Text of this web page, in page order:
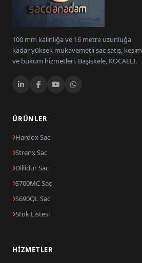
100 mm kalınlığa ve 16 metre uzunluğa
kadar yüksek mukavemetli sac satış, kesim
ve büküm hizmetleri. Başiskele, KOCAELİ.
ÜRÜNLER
Hardox Sac
Strenx Sac
Dillidur Sac
S700MC Sac
S690QL Sac
Stok Listesi
HIZMETLER